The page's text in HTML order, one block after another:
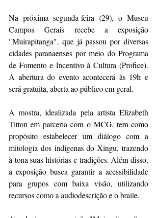
Na próxima segunda-feira (29), o Museu
Campos Gerais recebe a exposição
"Muirapitanga", que já passou por diversas
cidades paranaenses por meio do Programa
de Fomento e Incentivo à Cultura (Profice).
A abertura do evento acontecerá às 19h e
será gratuita, aberta ao público em geral.
A mostra, idealizada pela artista Elizabeth
Titton em parceria com o MCG, tem como
propósito estabelecer um diálogo com a
mitologia dos indígenas do Xingu, trazendo
à tona suas histórias e tradições. Além disso,
a exposição busca garantir a acessibilidade
para grupos com baixa visão, utilizando
recursos como a audiodescrição e o braile.